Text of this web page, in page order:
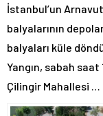
İstanbul’un
balyalarının
balyaları küle
Yangın, sabah
Çilingir Mahallesi …